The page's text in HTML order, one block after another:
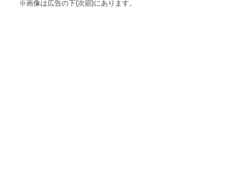
※画像は広告の下(次節)にあります。